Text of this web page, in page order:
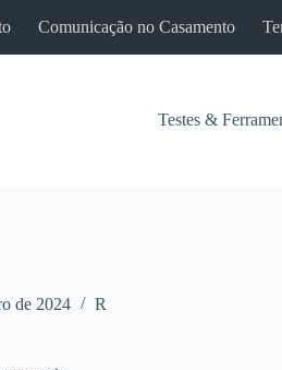
Comunicação no Casamento
Testes &
de 2024 R